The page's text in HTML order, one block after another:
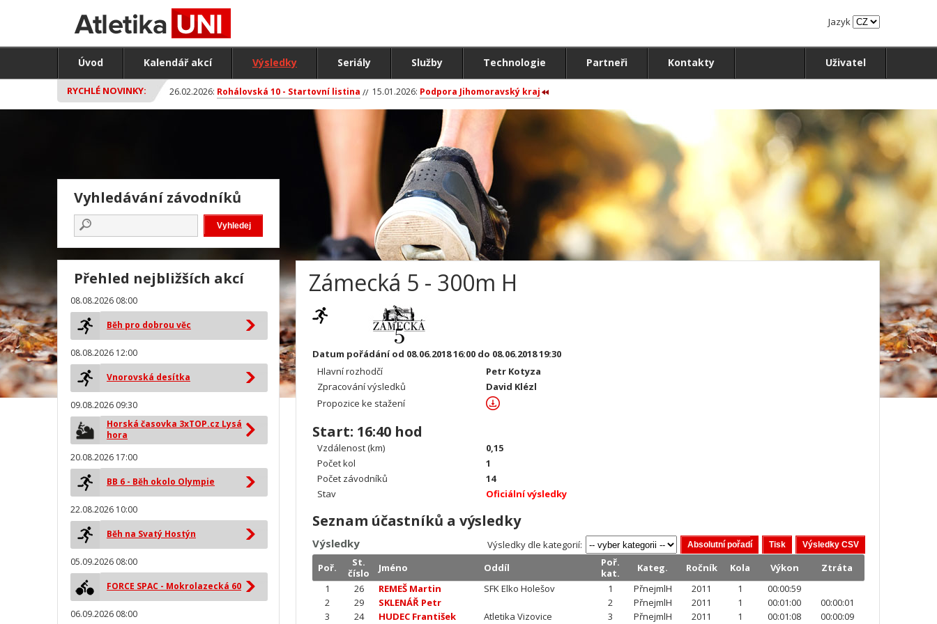
Jazyk
Úvod Kalendář akcí Výsledky Seriály Služby Technologie Partneři Kontakty Uživatel
RYCHLÉ NOVINKY: 26.02.2026: Rohálovská 10 - Startovní listina 15.01.2026: Podpora Jihomoravský kraj
Zámecká 5 - 300m H
Datum pořádání od 08.06.2018 16:00 do 08.06.2018 19:30
Hlavní rozhodčí
Petr Kotyza
Zpracování výsledků
David Klézl
Propozice ke stažení
Start: 16:40 hod
Vzdálenost (km)
0,15
Počet kol
1
Počet závodníků
14
Stav
Oficiální výsledky
Seznam účastníků a výsledky
Výsledky
Výsledky dle kategorií:
Poř.
St.
číslo
Jméno Oddíl
Poř.
kat.
Kateg. Ročník Kola Výkon
Ztráta
1
26 REMEŠ Martin SFK Elko Holešov 1 PřnejmlH 2011 1
00:00:59
2
29 SKLENÁŘ Petr 2 PřnejmlH 2011 1 00:01:00
00:00:01
3
24 HUDEC František Atletika Vizovice 3 PřnejmlH 2011 1 00:01:08
00:00:09
Vyhledávání závodníků
Přehled nejbližších akcí
08.08.2026 08:00
Běh pro dobrou věc
08.08.2026 12:00
Vnorovská desítka
09.08.2026 09:30
Horská časovka 3xTOP.cz Lysá
hora
20.08.2026 17:00
BB 6 - Běh okolo Olympie
22.08.2026 10:00
Běh na Svatý Hostýn
05.09.2026 08:00
FORCE SPAC - Mokrolazecká 60
06.09.2026 08:00